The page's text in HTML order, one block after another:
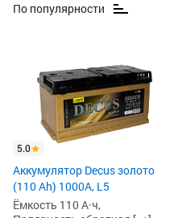
По популярности
5.0
Аккумулятор Decus золото
(110 Ah) 1000A, L5
Ёмкость 110 А·ч,